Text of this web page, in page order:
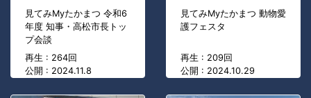
見てみMyたかまつ 令和6
年度 知事・高松市長トッ
プ会談
再生 : 264回
公開 : 2024.11.8
見てみMyたかまつ 動物愛
護フェスタ
再生 : 209回
公開 : 2024.10.29